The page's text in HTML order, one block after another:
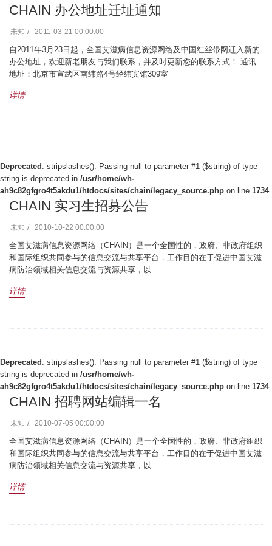
CHAIN 办公地址迁址通知
未知 2011-03-21 00:00:00
自2011年3月23日起，全国艾滋病信息资源网络及中国红丝带网迁入新的
办公地址，欢迎新老朋友与我们联系，并及时更新您的联系方式！ 通讯
地址：北京市宣武区南纬路4号经纬宾馆309室
详情
Deprecated : stripslashes(): Passing null to parameter #1 ($string) of type
string is deprecated in /usr/home/wh-
ah9c82gfgro4t5akdu1/htdocs/sites/chain/legacy_source.php on line 1734
CHAIN 实习生招募公告
未知 2010-10-22 00:00:00
全国艾滋病信息资源网络（CHAIN）是一个全国性的，政府、非政府组织
和国际组织共同参与的信息交流与共享平台，工作目的在于促进中国艾滋
病防治领域相关信息交流与资源共享，以
详情
Deprecated : stripslashes(): Passing null to parameter #1 ($string) of type
string is deprecated in /usr/home/wh-
ah9c82gfgro4t5akdu1/htdocs/sites/chain/legacy_source.php on line 1734
CHAIN 招聘网站编辑一名
未知 2010-07-05 00:00:00
全国艾滋病信息资源网络（CHAIN）是一个全国性的，政府、非政府组织
和国际组织共同参与的信息交流与共享平台，工作目的在于促进中国艾滋
病防治领域相关信息交流与资源共享，以
详情